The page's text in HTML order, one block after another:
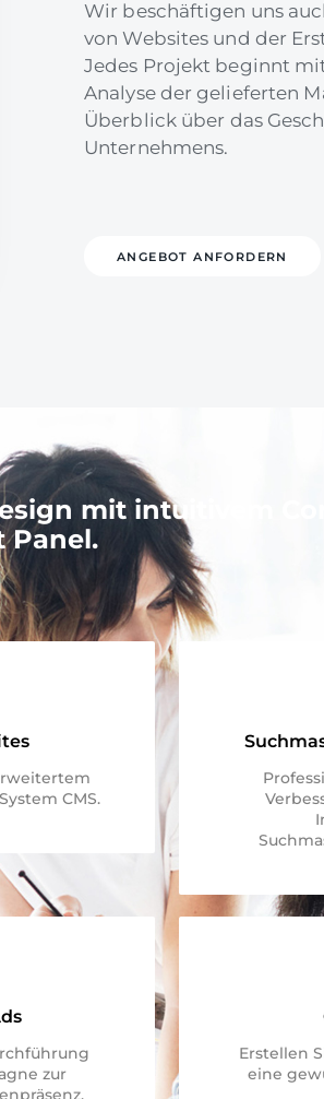
Wir beschäftigen uns
von Websites und der
Jedes Projekt beginnt
Analyse der gelieferten
Überblick über das
Unternehmens.
ANGEBOT ANFORDERN
mit intuitivem
Panel.
CMS.
zur
Erstellen
eine